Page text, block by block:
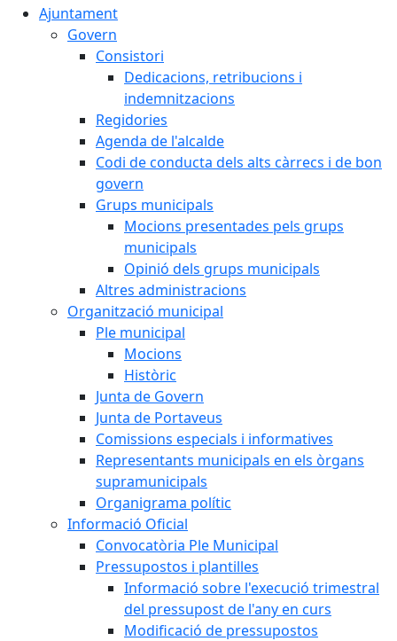
Ajuntament
Govern
Consistori
Dedicacions, retribucions i
indemnitzacions
Regidories
Agenda de l'alcalde
Codi de conducta dels alts càrrecs i de bon
govern
Grups municipals
Mocions presentades pels grups
municipals
Opinió dels grups municipals
Altres administracions
Organització municipal
Ple municipal
Mocions
Històric
Junta de Govern
Junta de Portaveus
Comissions especials i informatives
Representants municipals en els òrgans
supramunicipals
Organigrama polític
Informació Oficial
Convocatòria Ple Municipal
Pressupostos i plantilles
Informació sobre l'execució trimestral
del pressupost de l'any en curs
Modificació de pressupostos